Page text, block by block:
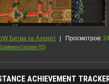
Битва за Азерот | Просмотров:
(0)
ACHIEVEMENT